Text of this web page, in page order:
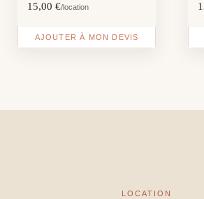
15,00€/location
AJOUTER À MON DEVIS
LOCATION